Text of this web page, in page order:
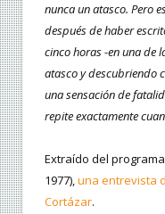
nunca un atasco. Pero
después de haber
cinco horas -en una de
atasco y descubriendo
una sensación de
repite exactamente
Extraído del programa
1977),una entrevista
Cortázar.